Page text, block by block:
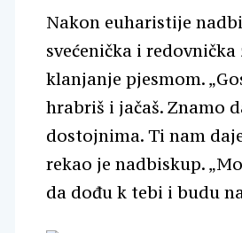
Nakon euharistije
svećenička i
klanjanje pjesmom.
hrabriš i jačaš. Znamo
dostojnima. Ti nam
rekao je nadbiskup.
da dođu k tebi i budu